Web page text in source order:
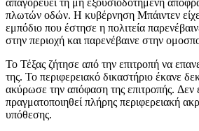
πλωτών οδών. Η κυβέρνηση Μπάιντεν είχε
εμπόδιο που έστησε η πολιτεία
στην περιοχή και παρενέβαινε στην
Το Τέξας ζήτησε από την επιτροπή να
της. Το περιφερειακό δικαστήριο έκανε
ακύρωσε την απόφαση της επιτροπής. Δεν
πραγματοποιηθεί πλήρης περιφερειακή
υπόθεσης.